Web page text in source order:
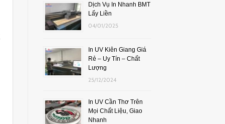
Dịch Vụ In Nhanh BMT
Lấy Liền
04/01/2025
In UV Kiên Giang Giá
Rẻ – Uy Tín – Chất
Lượng
25/12/2024
In UV Cần Thơ Trên
Mọi Chất Liệu, Giao
Nhanh